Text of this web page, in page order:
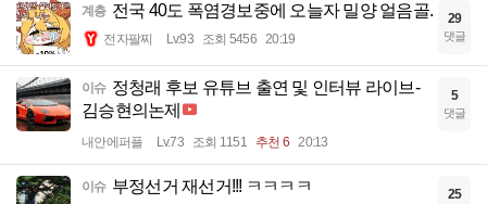
계층 전국 40도 폭염경보중에 오늘자 밀양 얼음골.
전자팔찌 Lv.93 조회 5456 20:19
29
댓글
이슈 정청래 후보 유튜브 출연 및 인터뷰 라이브-
김승현의논제
내안에퍼플 Lv.73 조회 1151 추천 6 20:13
5
댓글
이슈 부정선거 재선거!!! ㅋㅋㅋㅋ 25